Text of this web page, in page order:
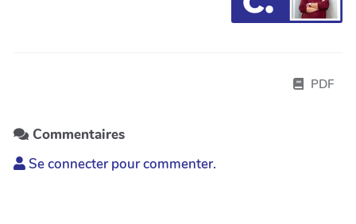
PDF
Commentaires
Se connecter pour commenter.